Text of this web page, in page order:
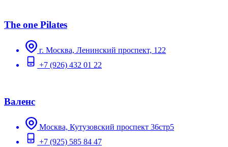
The one Pilates
г. Москва, Ленинский проспект, 122
+7 (926) 432 01 22
Валенс
Москва, Кутузовский проспект 36стр5
+7 (925) 585 84 47